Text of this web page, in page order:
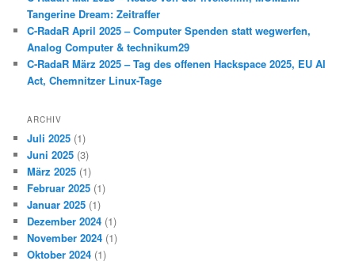
Tangerine Dream: Zeitraffer
C-RadaR April 2025 – Computer Spenden statt wegwerfen,
Analog Computer & technikum29
C-RadaR März 2025 – Tag des offenen Hackspace 2025, EU AI
Act, Chemnitzer Linux-Tage
ARCHIV
Juli 2025 (1)
Juni 2025 (3)
März 2025 (1)
Februar 2025 (1)
Januar 2025 (1)
Dezember 2024 (1)
November 2024 (1)
Oktober 2024 (1)